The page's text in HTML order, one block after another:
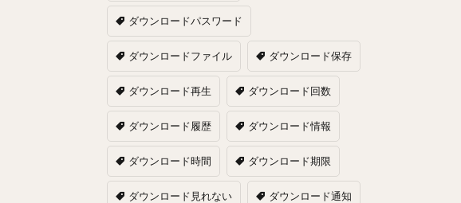
ダウンロードパスワード
ダウンロードファイル ダウンロード保存
ダウンロード再生 ダウンロード回数
ダウンロード履歴 ダウンロード情報
ダウンロード時間 ダウンロード期限
ダウンロード見れない ダウンロード通知